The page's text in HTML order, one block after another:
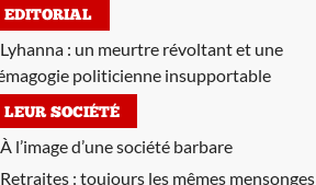
EDITORIAL
Lyhanna : un meurtre révoltant et une
politicienne insupportable
LEUR SOCIÉTÉ
À l’image d’une société barbare
Retraites : toujours les mêmes mensonges